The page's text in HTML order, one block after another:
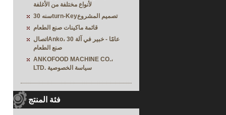
لأنواع مختلفة من الأغلفة
30 سنهturn-Keyتصميم المشروع
قائمة ماكينات صنع الطعام
اتصالAnko، 30 عامًا - خبير في آلة
صنع الطعام
ANKOFOOD MACHINE CO.،
LTD. سياسة الخصوصية
فئة المنتج